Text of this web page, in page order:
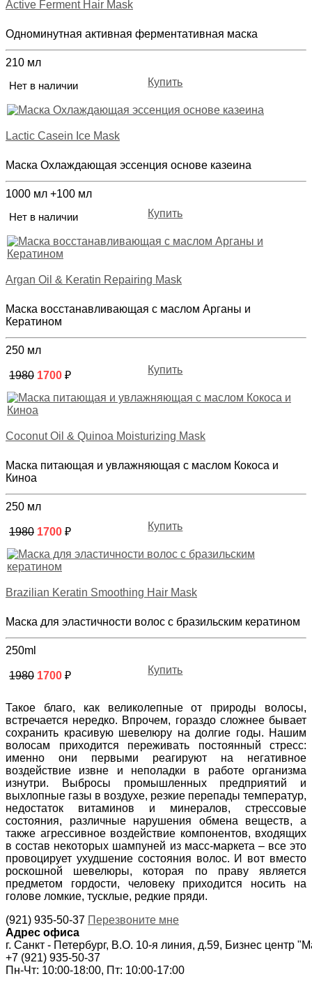
Active Ferment Hair Mask
Одноминутная активная ферментативная маска
210 мл
Нет в наличии
Купить
Lactic Casein Ice Mask
Маска Охлаждающая эссенция основе казеина
1000 мл +100 мл
Нет в наличии
Купить
Argan Oil & Keratin Repairing Mask
Маска восстанавливающая с маслом Арганы и
Кератином
250 мл
1980 1700 ₽ Купить
Coconut Oil & Quinoa Moisturizing Mask
Маска питающая и увлажняющая с маслом Кокоса и
Киноа
250 мл
1980 1700 ₽ Купить
Brazilian Keratin Smoothing Hair Mask
Маска для эластичности волос с бразильским кератином
250ml
1980 1700 ₽ Купить
Такое благо, как великолепные от природы волосы,
встречается нередко. Впрочем, гораздо сложнее бывает
сохранить красивую шевелюру на долгие годы. Нашим
волосам приходится переживать постоянный стресс:
именно они первыми реагируют на негативное
воздействие извне и неполадки в работе организма
изнутри. Выбросы промышленных предприятий и
выхлопные газы в воздухе, резкие перепады температур,
недостаток витаминов и минералов, стрессовые
состояния, различные нарушения обмена веществ, а
также агрессивное воздействие компонентов, входящих
в состав некоторых шампуней из масс-маркета – все это
провоцирует ухудшение состояния волос. И вот вместо
роскошной шевелюры, которая по праву является
предметом гордости, человеку приходится носить на
голове ломкие, тусклые, редкие пряди.
(921) 935-50-37 Перезвоните мне
Адрес офиса
г. Санкт - Петербург, В.О. 10-я линия, д.59, Бизнес центр
+7 (921) 935-50-37
Пн-Чт: 10:00-18:00, Пт: 10:00-17:00